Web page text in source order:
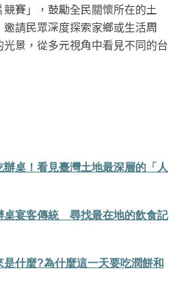
賽」，鼓勵全民關懷所在的土
請民眾深度探索家鄉或生活周
景，從多元視角中看見不同的台
辦桌！看見臺灣土地最深層的「人
桌宴客傳統 尋找最在地的飲食記
是什麼?為什麼這一天要吃潤餅和